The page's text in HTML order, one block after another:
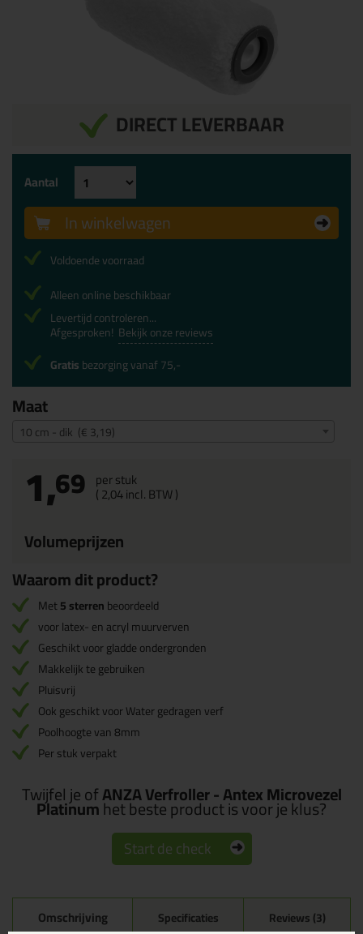
DIRECT LEVERBAAR
Maat
10 cm - dik (€ 3,19)
1,69 per stuk
(2,04incl. BTW )
Volumeprijzen
Aantal
In winkelwagen
Voldoende voorraad
Alleen online beschikbaar
Levertijd controleren...
Afgesproken! Bekijk onze reviews
Gratisbezorging vanaf 75,-
Waarom dit product?
Met5 sterrenbeoordeeld
voor latex- en acryl muurverven
Geschikt voor gladde ondergronden
Makkelijk te gebruiken
Pluisvrij
Ook geschikt voor Water gedragen verf
Poolhoogte van 8mm
Per stuk verpakt
Twijfel je ofANZA Verfroller - Antex Microvezel
Platinumhet beste product is voor je klus?
Start de check
Omschrijving Specificaties Reviews (3)